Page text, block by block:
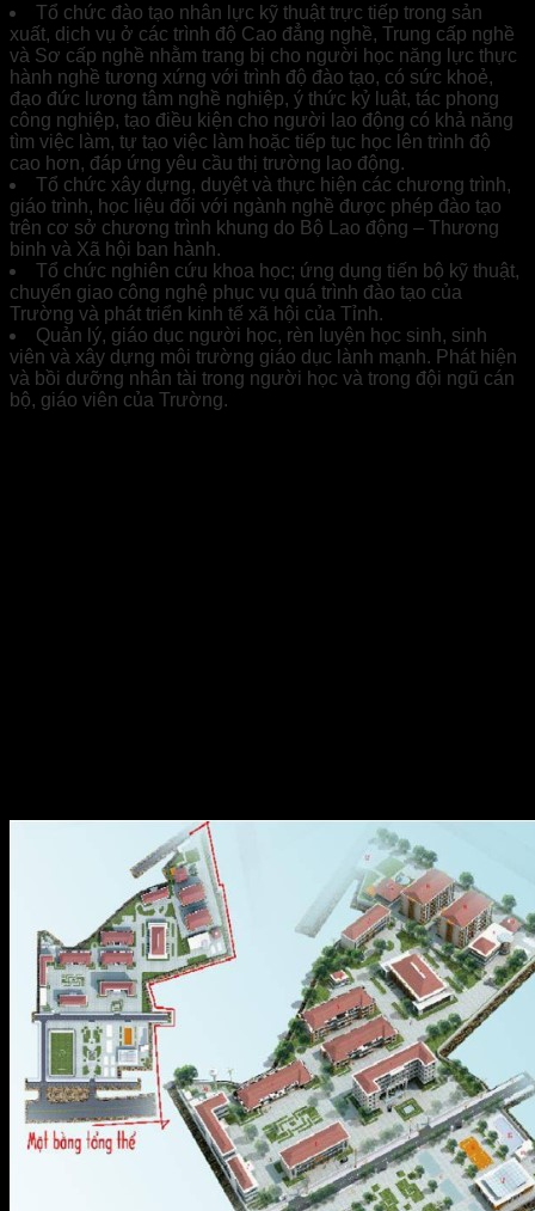
Tổ chức đào tạo nhân lực kỹ thuật trực tiếp trong sản
xuất, dịch vụ ở các trình độ Cao đẳng nghề, Trung cấp nghề
và Sơ cấp nghề nhằm trang bị cho người học năng lực thực
hành nghề tương xứng với trình độ đào tạo, có sức khoẻ,
đạo đức lương tâm nghề nghiệp, ý thức kỷ luật, tác phong
công nghiệp, tạo điều kiện cho người lao động có khả năng
tìm việc làm, tự tạo việc làm hoặc tiếp tục học lên trình độ
cao hơn, đáp ứng yêu cầu thị trường lao động.
Tổ chức xây dựng, duyệt và thực hiện các chương trình,
giáo trình, học liệu đối với ngành nghề được phép đào tạo
trên cơ sở chương trình khung do Bộ Lao động – Thương
binh và Xã hội ban hành.
Tổ chức nghiên cứu khoa học; ứng dụng tiến bộ kỹ thuật,
chuyển giao công nghệ phục vụ quá trình đào tạo của
Trường và phát triển kinh tế xã hội của Tỉnh.
Quản lý, giáo dục người học, rèn luyện học sinh, sinh
viên và xây dựng môi trường giáo dục lành mạnh. Phát hiện
và bồi dưỡng nhân tài trong người học và trong đội ngũ cán
bộ, giáo viên của Trường.